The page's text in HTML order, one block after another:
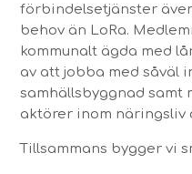
förbindelsetjänster
behov än LoRa.
kommunalt ägda med
av att jobba med såväl
samhällsbyggnad samt
aktörer inom näringsliv
Tillsammans bygger vi